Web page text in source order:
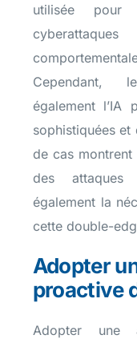
utilisée
Cependant,
également l’IA
sophistiquées
de cas
des attaques
également la
cette double-
Adopter
proactive
Adopter une